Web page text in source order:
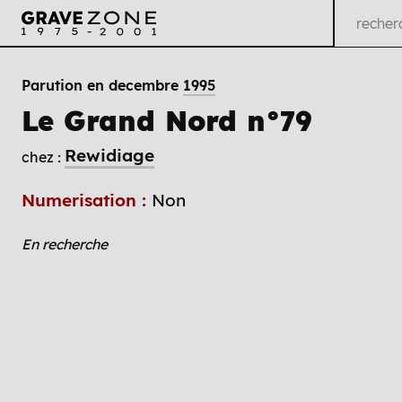
Parution en decembre 1995
Le Grand Nord n°79
chez : Rewidiage
Numerisation : Non
En recherche